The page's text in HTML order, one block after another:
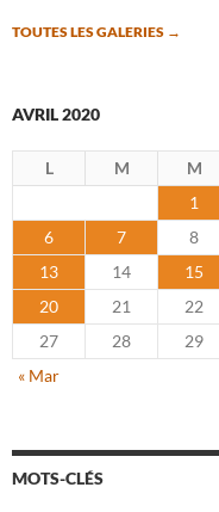
TOUTES LES GALERIES →
AVRIL 2020
L M M
1
6
7 8
13
14 15
20
21 22
27
28 29
« Mar
MOTS-CLÉS